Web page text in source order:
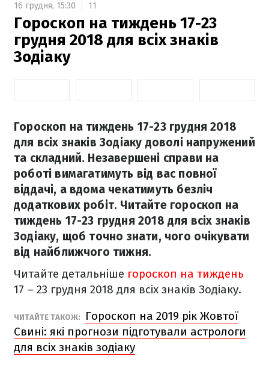
16 грудня, 15:30 11
Гороскоп на тиждень 17-23
грудня 2018 для всіх знаків
Зодіаку
Гороскоп на тиждень 17-23 грудня 2018
для всіх знаків Зодіаку доволі напружений
та складний. Незавершені справи на
роботі вимагатимуть від вас повної
віддачі, а вдома чекатимуть безліч
додаткових робіт. Читайте гороскоп на
тиждень 17-23 грудня 2018 для всіх знаків
Зодіаку, щоб точно знати, чого очікувати
від найближчого тижня.
Читайте детальніше гороскоп на тиждень
17 – 23 грудня 2018 для всіх знаків Зодіаку.
ЧИТАЙТЕ ТАКОЖ:
Гороскоп на 2019 рік Жовтої
Свині: які прогнози підготували астрологи
для всіх знаків зодіаку